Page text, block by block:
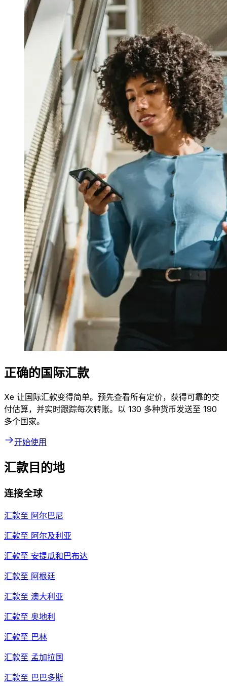
正确的国际汇款
Xe 让国际汇款变得简单。预先查看所有定价，获得可靠的交
付估算，并实时跟踪每次转账。以 130 多种货币发送至 190
多个国家。
开始使用
汇款目的地
连接全球
汇款至 阿尔巴尼
汇款至 阿尔及利亚
汇款至 安提瓜和巴布达
汇款至 阿根廷
汇款至 澳大利亚
汇款至 奥地利
汇款至 巴林
汇款至 孟加拉国
汇款至 巴巴多斯